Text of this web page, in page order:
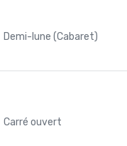
Demi-lune (Cabaret)
Carré ouvert